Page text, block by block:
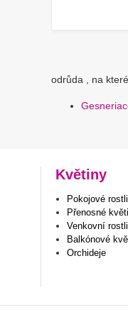
odrůda , na
Květiny
Pokojové
Přenosné
Venkovní
Balkónové
Orchideje